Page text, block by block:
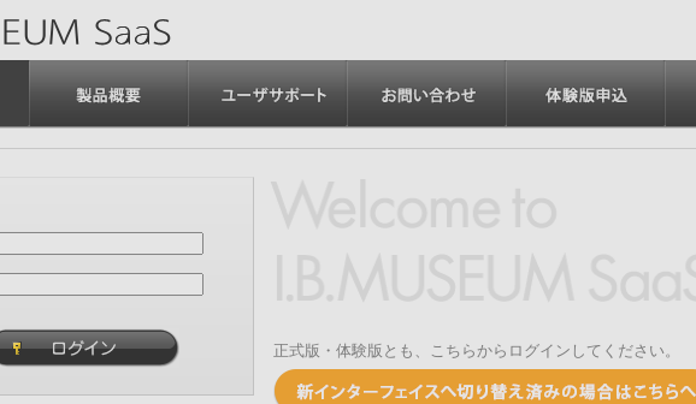
正式版・体験版とも、こちらからログインしてください。